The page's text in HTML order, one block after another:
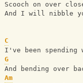
Scooch on over
And I will nibble
C
I've been spending
G
And bending over
Am